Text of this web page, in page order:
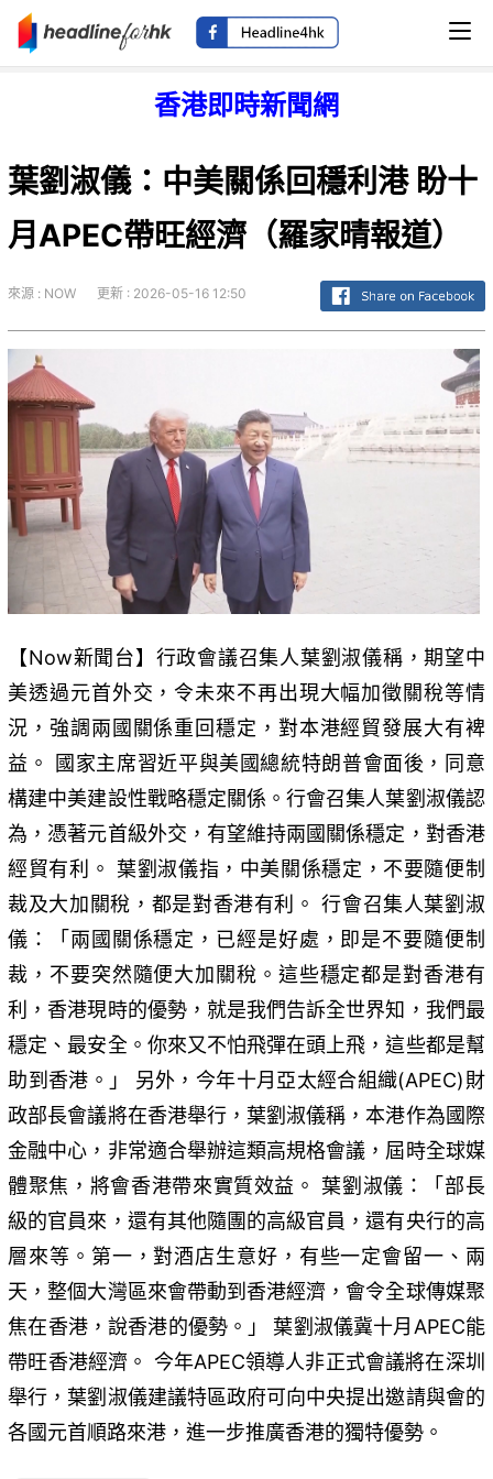
香港即時新聞網
葉劉淑儀：中美關係回穩利港 盼十
月APEC帶旺經濟（羅家晴報道）
來源 : NOW 更新 : 2026-05-16 12:50
【Now新聞台】行政會議召集人葉劉淑儀稱，期望中
美透過元首外交，令未來不再出現大幅加徵關稅等情
況，強調兩國關係重回穩定，對本港經貿發展大有裨
益。 國家主席習近平與美國總統特朗普會面後，同意
構建中美建設性戰略穩定關係。行會召集人葉劉淑儀認
為，憑著元首級外交，有望維持兩國關係穩定，對香港
經貿有利。 葉劉淑儀指，中美關係穩定，不要隨便制
裁及大加關稅，都是對香港有利。 行會召集人葉劉淑
儀：「兩國關係穩定，已經是好處，即是不要隨便制
裁，不要突然隨便大加關稅。這些穩定都是對香港有
利，香港現時的優勢，就是我們告訴全世界知，我們最
穩定、最安全。你來又不怕飛彈在頭上飛，這些都是幫
助到香港。」 另外，今年十月亞太經合組織(APEC)財
政部長會議將在香港舉行，葉劉淑儀稱，本港作為國際
金融中心，非常適合舉辦這類高規格會議，屆時全球媒
體聚焦，將會香港帶來實質效益。 葉劉淑儀：「部長
級的官員來，還有其他隨團的高級官員，還有央行的高
層來等。第一，對酒店生意好，有些一定會留一、兩
天，整個大灣區來會帶動到香港經濟，會令全球傳媒聚
焦在香港，說香港的優勢。」 葉劉淑儀冀十月APEC能
帶旺香港經濟。 今年APEC領導人非正式會議將在深圳
舉行，葉劉淑儀建議特區政府可向中央提出邀請與會的
各國元首順路來港，進一步推廣香港的獨特優勢。